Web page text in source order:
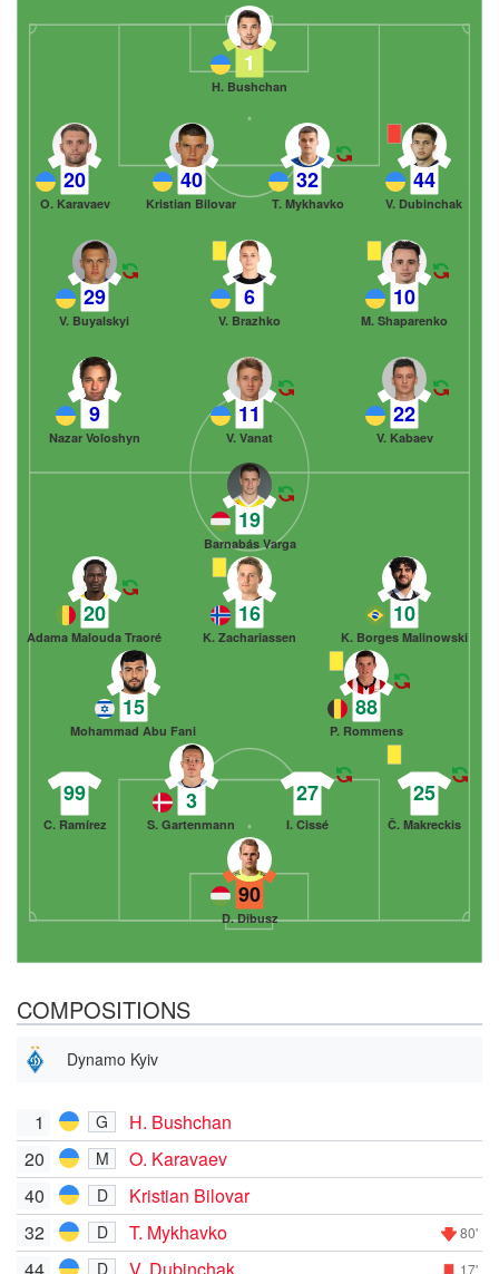
1
H. Bushchan
44
V. Dubinchak
32
T. Mykhavko
40
Kristian Bilovar
20
O. Karavaev
10
M. Shaparenko
6
V. Brazhko
29
V. Buyalskyi
22
V. Kabaev
11
V. Vanat
9
Nazar Voloshyn
90
D. Dibusz
99
C. Ramírez
3
S. Gartenmann
27
I. Cissé
25
Č. Makreckis
15
Mohammad Abu Fani
88
P. Rommens
20
Adama Malouda Traoré
16
K. Zachariassen
10
K. Borges Malinowski
19
Barnabás Varga
COMPOSITIONS
Dynamo Kyiv
1 G
H. Bushchan
20
M
O. Karavaev
40
D
Kristian Bilovar
32
D T. Mykhavko 80'
44 D V. Dubinchak 17'